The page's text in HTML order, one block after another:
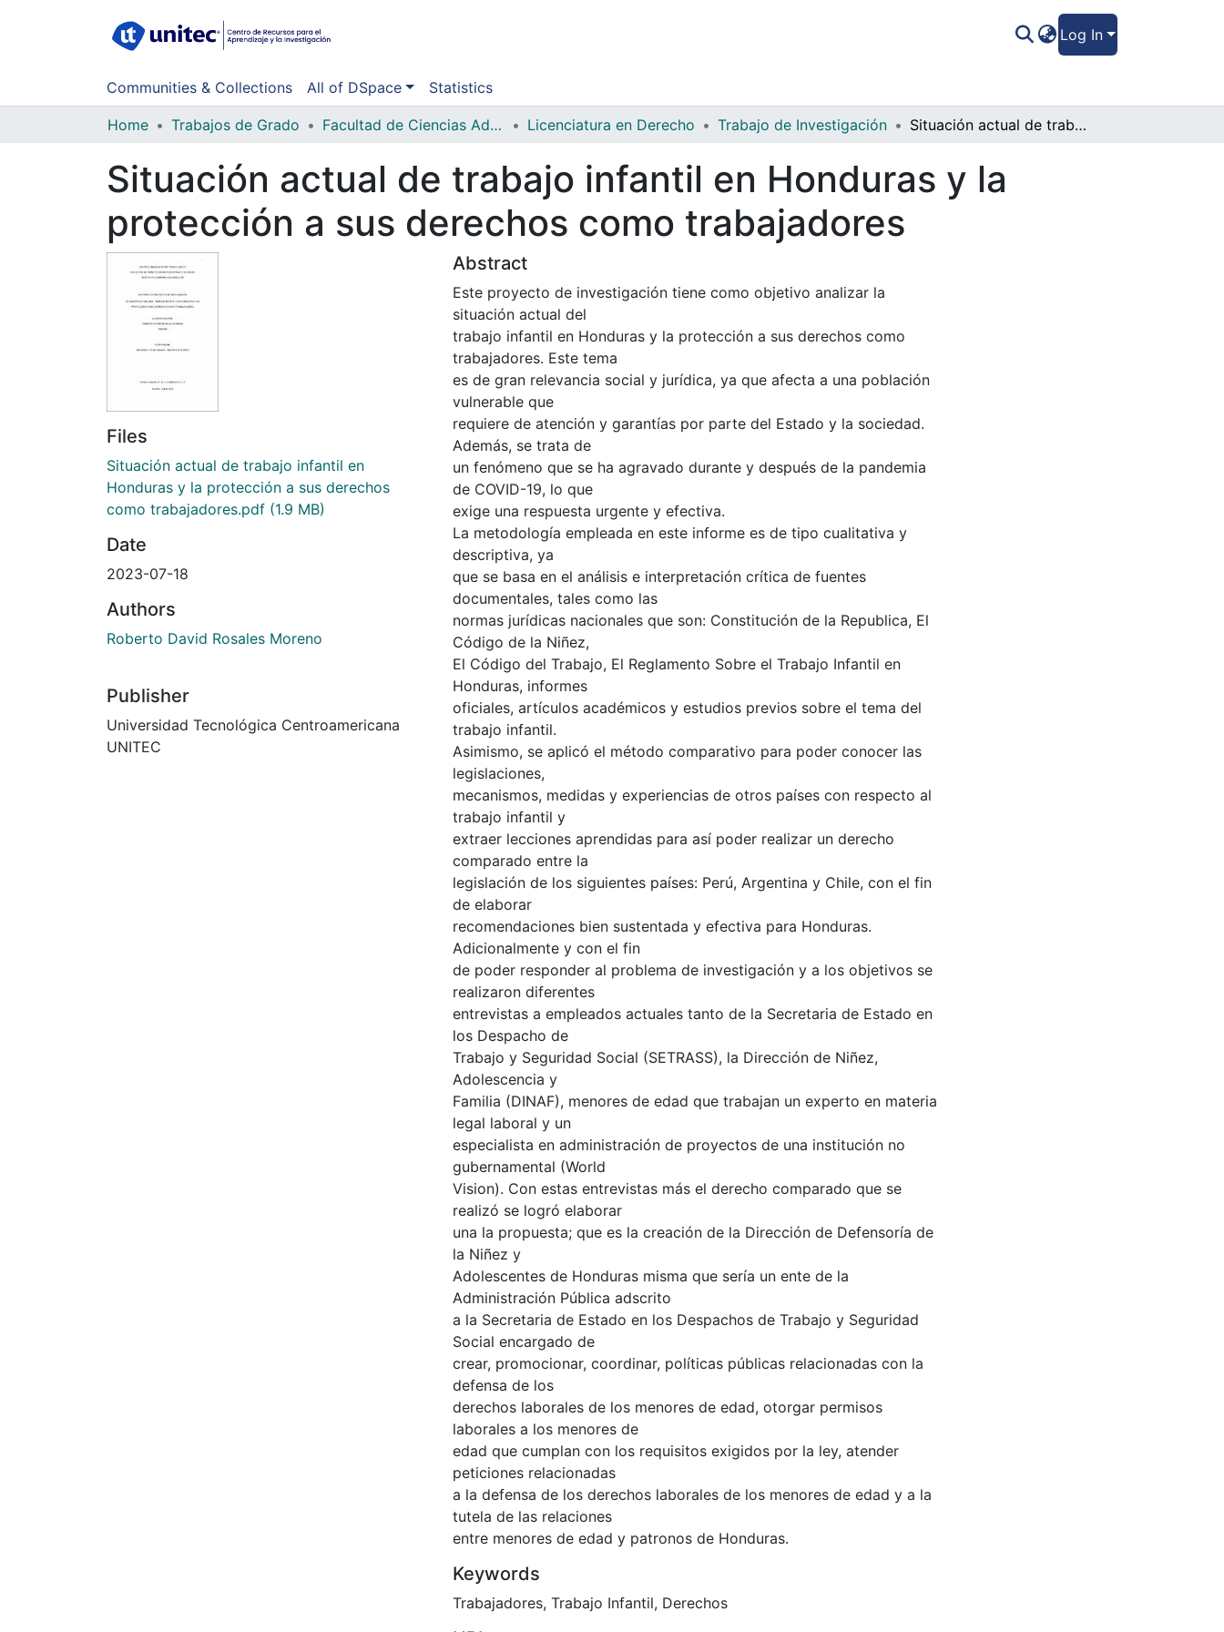
Log In
Communities & Collections All of DSpace Statistics
Home Trabajos de Grado Facultad de Ciencias Administrativas y Sociales Licenciatura en Derecho Trabajo de Investigación Situación actual de trabajo infantil en Honduras y la protección a sus derechos como trabajadores
Situación actual de trabajo infantil en Honduras y la
protección a sus derechos como trabajadores
Files
Situación actual de trabajo infantil en
Honduras y la protección a sus derechos
como trabajadores.pdf (1.9 MB)
Date
2023-07-18
Authors
Roberto David Rosales Moreno
Publisher
Universidad Tecnológica Centroamericana
UNITEC
Abstract
Este proyecto de investigación tiene como objetivo analizar la
situación actual del
trabajo infantil en Honduras y la protección a sus derechos como
trabajadores. Este tema
es de gran relevancia social y jurídica, ya que afecta a una población
vulnerable que
requiere de atención y garantías por parte del Estado y la sociedad.
Además, se trata de
un fenómeno que se ha agravado durante y después de la pandemia
de COVID-19, lo que
exige una respuesta urgente y efectiva.
La metodología empleada en este informe es de tipo cualitativa y
descriptiva, ya
que se basa en el análisis e interpretación crítica de fuentes
documentales, tales como las
normas jurídicas nacionales que son: Constitución de la Republica, El
Código de la Niñez,
El Código del Trabajo, El Reglamento Sobre el Trabajo Infantil en
Honduras, informes
oficiales, artículos académicos y estudios previos sobre el tema del
trabajo infantil.
Asimismo, se aplicó el método comparativo para poder conocer las
legislaciones,
mecanismos, medidas y experiencias de otros países con respecto al
trabajo infantil y
extraer lecciones aprendidas para así poder realizar un derecho
comparado entre la
legislación de los siguientes países: Perú, Argentina y Chile, con el fin
de elaborar
recomendaciones bien sustentada y efectiva para Honduras.
Adicionalmente y con el fin
de poder responder al problema de investigación y a los objetivos se
realizaron diferentes
entrevistas a empleados actuales tanto de la Secretaria de Estado en
los Despacho de
Trabajo y Seguridad Social (SETRASS), la Dirección de Niñez,
Adolescencia y
Familia (DINAF), menores de edad que trabajan un experto en materia
legal laboral y un
especialista en administración de proyectos de una institución no
gubernamental (World
Vision). Con estas entrevistas más el derecho comparado que se
realizó se logró elaborar
una la propuesta; que es la creación de la Dirección de Defensoría de
la Niñez y
Adolescentes de Honduras misma que sería un ente de la
Administración Pública adscrito
a la Secretaria de Estado en los Despachos de Trabajo y Seguridad
Social encargado de
crear, promocionar, coordinar, políticas públicas relacionadas con la
defensa de los
derechos laborales de los menores de edad, otorgar permisos
laborales a los menores de
edad que cumplan con los requisitos exigidos por la ley, atender
peticiones relacionadas
a la defensa de los derechos laborales de los menores de edad y a la
tutela de las relaciones
entre menores de edad y patronos de Honduras.
Keywords
Trabajadores, Trabajo Infantil, Derechos